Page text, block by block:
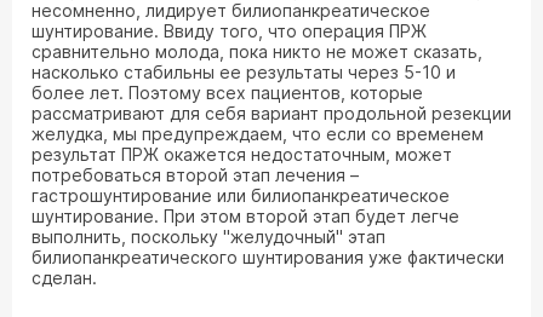
несомненно, лидирует билиопанкреатическое
шунтирование. Ввиду того, что операция ПРЖ
сравнительно молода, пока никто не может сказать,
насколько стабильны ее результаты через 5-10 и
более лет. Поэтому всех пациентов, которые
рассматривают для себя вариант продольной резекции
желудка, мы предупреждаем, что если со временем
результат ПРЖ окажется недостаточным, может
потребоваться второй этап лечения –
гастрошунтирование или билиопанкреатическое
шунтирование. При этом второй этап будет легче
выполнить, поскольку "желудочный" этап
билиопанкреатического шунтирования уже фактически
сделан.